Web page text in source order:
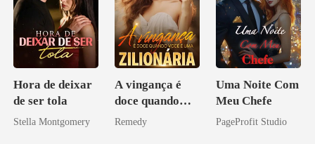
Hora de deixar
de ser tola
Stella Montgomery
A vingança é
doce quando
você é uma
Remedy
Uma Noite Com
Meu Chefe
PageProfit Studio